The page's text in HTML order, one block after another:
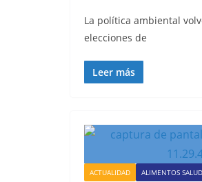
La política ambiental
elecciones de
Leer más
ACTUALIDAD ALIMENTOS